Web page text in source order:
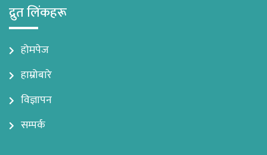
द्रुत लिंकहरू
होमपेज
हाम्रोबारे
विज्ञापन
सम्पर्क